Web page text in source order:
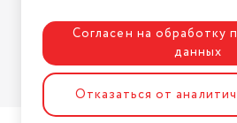
Разработка сайта
Согласен на обработку
данных
Отказаться от